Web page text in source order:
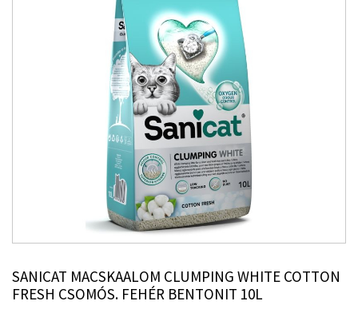
SANICAT MACSKAALOM CLUMPING WHITE COTTON
FRESH CSOMÓS. FEHÉR BENTONIT 10L